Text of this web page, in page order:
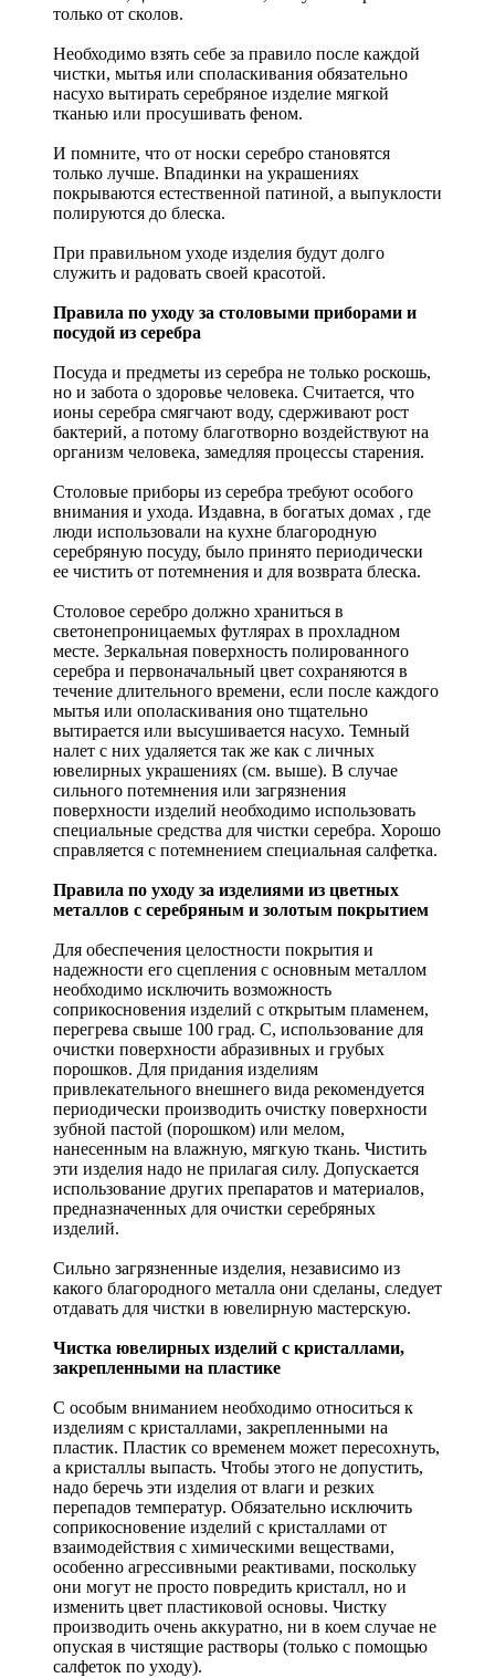
только от сколов.
Необходимо взять себе за правило после каждой
чистки, мытья или споласкивания обязательно
насухо вытирать серебряное изделие мягкой
тканью или просушивать феном.
И помните, что от носки серебро становятся
только лучше. Впадинки на украшениях
покрываются естественной патиной, а выпуклости
полируются до блеска.
При правильном уходе изделия будут долго
служить и радовать своей красотой.
Правила по уходу за столовыми приборами и
посудой из серебра
Посуда и предметы из серебра не только роскошь,
но и забота о здоровье человека. Считается, что
ионы серебра смягчают воду, сдерживают рост
бактерий, а потому благотворно воздействуют на
организм человека, замедляя процессы старения.
Столовые приборы из серебра требуют особого
внимания и ухода. Издавна, в богатых домах , где
люди использовали на кухне благородную
серебряную посуду, было принято периодически
ее чистить от потемнения и для возврата блеска.
Столовое серебро должно храниться в
светонепроницаемых футлярах в прохладном
месте. Зеркальная поверхность полированного
серебра и первоначальный цвет сохраняются в
течение длительного времени, если после каждого
мытья или ополаскивания оно тщательно
вытирается или высушивается насухо. Темный
налет с них удаляется так же как с личных
ювелирных украшениях (см. выше). В случае
сильного потемнения или загрязнения
поверхности изделий необходимо использовать
специальные средства для чистки серебра. Хорошо
справляется с потемнением специальная салфетка.
Правила по уходу за изделиями из цветных
металлов с серебряным и золотым покрытием
Для обеспечения целостности покрытия и
надежности его сцепления с основным металлом
необходимо исключить возможность
соприкосновения изделий с открытым пламенем,
перегрева свыше 100 град. С, использование для
очистки поверхности абразивных и грубых
порошков. Для придания изделиям
привлекательного внешнего вида рекомендуется
периодически производить очистку поверхности
зубной пастой (порошком) или мелом,
нанесенным на влажную, мягкую ткань. Чистить
эти изделия надо не прилагая силу. Допускается
использование других препаратов и материалов,
предназначенных для очистки серебряных
изделий.
Сильно загрязненные изделия, независимо из
какого благородного металла они сделаны, следует
отдавать для чистки в ювелирную мастерскую.
Чистка ювелирных изделий с кристаллами,
закрепленными на пластике
С особым вниманием необходимо относиться к
изделиям с кристаллами, закрепленными на
пластик. Пластик со временем может пересохнуть,
а кристаллы выпасть. Чтобы этого не допустить,
надо беречь эти изделия от влаги и резких
перепадов температур. Обязательно исключить
соприкосновение изделий с кристаллами от
взаимодействия с химическими веществами,
особенно агрессивными реактивами, поскольку
они могут не просто повредить кристалл, но и
изменить цвет пластиковой основы. Чистку
производить очень аккуратно, ни в коем случае не
опуская в чистящие растворы (только с помощью
салфеток по уходу).